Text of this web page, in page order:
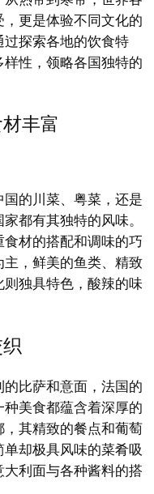
更是体验不同文化的
探索各地的饮食特
性，领略各国独特的
丰富
的川菜、粤菜，还是
都有其独特的风味。
材的搭配和调味的巧
，鲜美的鱼类、精致
独具特色，酸辣的味
比萨和意面，法国的
美食都蕴含着深厚的
其精致的餐点和葡萄
却极具风味的菜肴吸
利面与各种酱料的搭